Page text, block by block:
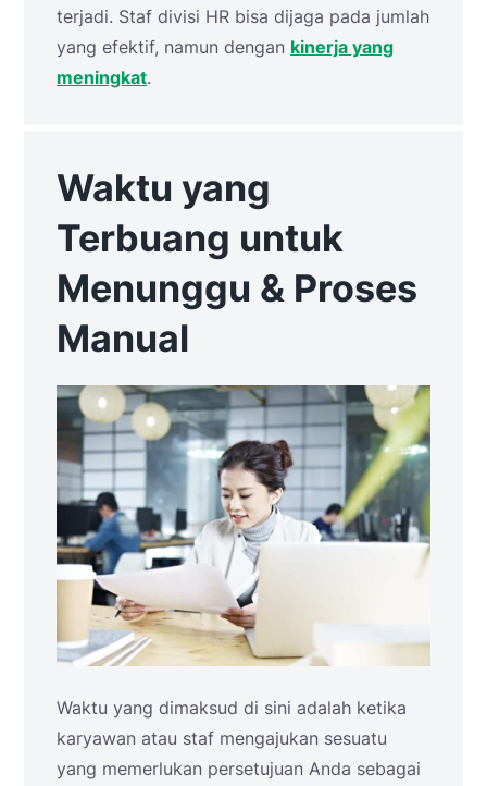
terjadi. Staf divisi HR bisa dijaga pada jumlah
yang efektif, namun dengan kinerja yang
meningkat.
Waktu yang
Terbuang untuk
Menunggu & Proses
Manual
Waktu yang dimaksud di sini adalah ketika
karyawan atau staf mengajukan sesuatu
yang memerlukan persetujuan Anda sebagai